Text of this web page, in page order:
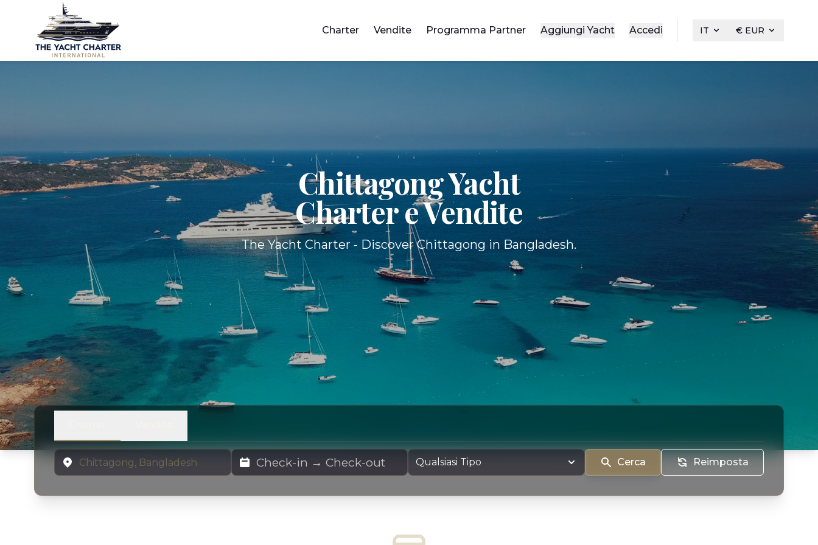
Charter Vendite Programma Partner Aggiungi Yacht Accedi IT € EUR
Chittagong Yacht
Charter e Vendite
The Yacht Charter - Discover Chittagong in Bangladesh.
Località Date di Noleggio Tipo Yacht
Cerca Reimposta